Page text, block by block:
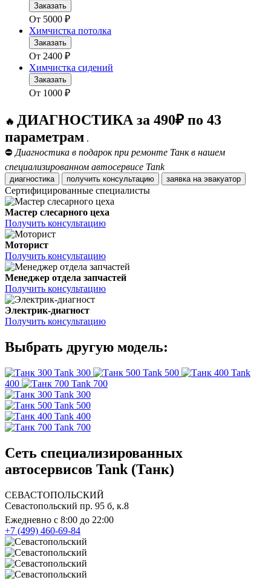
Заказать
От 5000 ₽
Химчистка потолка
Заказать
От 2400 ₽
Химчистка сидений
Заказать
От 1000 ₽
🔥 ДИАГНОСТИКА за 490₽ по 43
параметрам .
⛔ Диагностика в подарок при ремонте Танк в нашем
специализированном автосервисе Tank
диагностика получить консультацию заявка на эвакуатор
Сертифицированные специалисты
Мастер слесарного цеха
Получить консультацию
Моторист
Получить консультацию
Менеджер отдела запчастей
Получить консультацию
Электрик-диагност
Получить консультацию
Выбрать другую модель:
Tank 300 Tank 500
Tank
400
Tank 700
Tank 300
Tank 500
Tank 400
Tank 700
Сеть специализированных
автосервисов Tank (Танк)
СЕВАСТОПОЛЬСКИЙ
Севастопольский пр. 95 б, к.8
Ежедневно с 8:00 до 22:00
+7 (499) 460-69-84